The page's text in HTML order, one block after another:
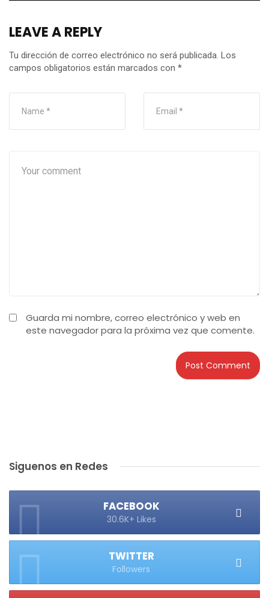
LEAVE A REPLY
Tu dirección de correo electrónico no será publicada. Los
campos obligatorios están marcados con *
Guarda mi nombre, correo electrónico y web en
este navegador para la próxima vez que comente.
Siguenos en Redes
FACEBOOK
30.6K+ Likes
TWITTER
Followers